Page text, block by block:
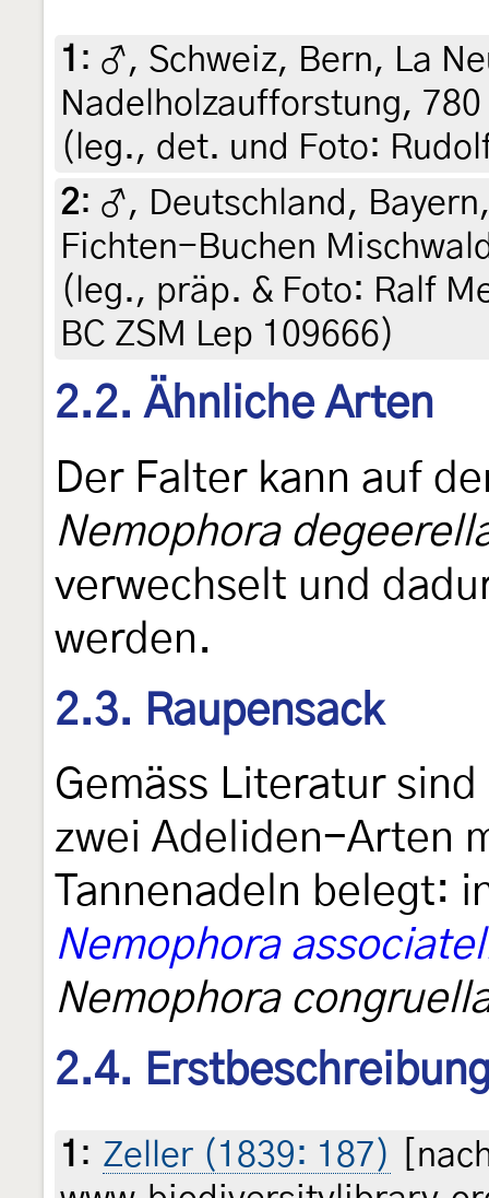
1 : ♂, Schweiz, Bern, La
Nadelholzaufforstung,
(leg., det. und Foto:
2: ♂, Deutschland,
Fichten-Buchen
(leg., präp. & Foto: Ralf
BC ZSM Lep 109666)
2.2. Ähnliche Arten
Der Falter kann auf
Nemophora
verwechselt und
werden.
2.3. Raupensack
Gemäss Literatur
zwei Adeliden-Arten
Tannenadeln belegt:
Nemophora
Nemophora
2.4.
1 : Zeller (1839: 187)